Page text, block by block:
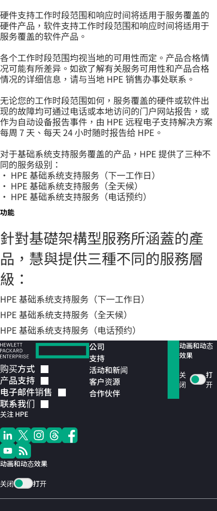
硬件支持工作时段范围和响应时间将适用于服务覆盖的
硬件产品，软件支持工作时段范围和响应时间将适用于
服务覆盖的软件产品。
各个工作时段范围均视当地的可用性而定。产品合格情
况可能有所差异。如欲了解有关服务可用性和产品合格
情况的详细信息，请与当地 HPE 销售办事处联系。
无论您的工作时段范围如何，服务覆盖的硬件或软件出
现的故障均可通过电话或本地访问的门户网站报告，或
作为自动设备报告事件，由 HPE 远程电子支持解决方案
每周 7 天、每天 24 小时随时报告给 HPE。
对于基础系统支持服务覆盖的产品，HPE 提供了三种不
同的服务级别：
• HPE 基础系统支持服务（下一工作日）
• HPE 基础系统支持服务（全天候）
• HPE 基础系统支持服务（电话预约）
功能
針對基礎架構型服務所涵蓋的產
品，慧與提供三種不同的服務層
級：
HPE 基础系统支持服务（下一工作日）
HPE 基础系统支持服务（全天候）
HPE 基础系统支持服务（电话预约）
购买方式
产品支持
电子邮件销售
联系我们
关注 HPE
动画和动态效果
关闭 打开
公司
支持
活动和新闻
客户资源
合作伙伴
动画和动态
效果
关
闭
打
开